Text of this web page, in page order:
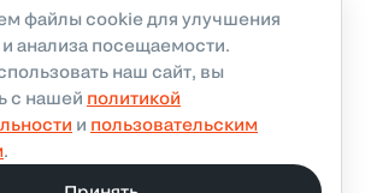
файлы cookie для улучшения
и анализа посещаемости.
наш сайт, вы
с нашей политикой
и пользовательским
.